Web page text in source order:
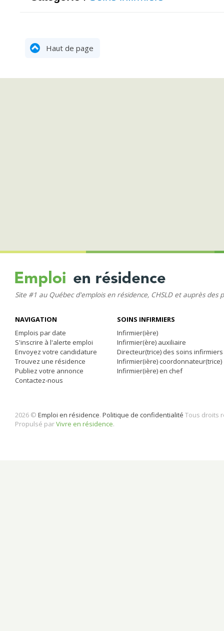
Haut de page
Site #1 au Québec d'emplois en résidence, CHSLD et auprès des
NAVIGATION
Emplois par date
S'inscrire à l'alerte emploi
Envoyez votre candidature
Trouvez une résidence
Publiez votre annonce
Contactez-nous
SOINS INFIRMIERS
Infirmier(ière)
Infirmier(ère) auxiliaire
Directeur(trice) des soins infirmiers
Infirmier(ière) coordonnateur(trice)
Infirmier(ière) en chef
2026 © Emploi en résidence. Politique de confidentialité Tous droits
Propulsé parVivre en résidence.